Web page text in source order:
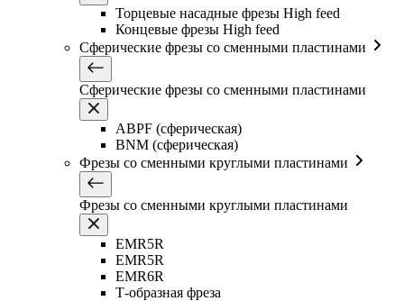
Торцевые насадные фрезы High feed
Концевые фрезы High feed
Сферические фрезы со сменными пластинами
Сферические фрезы со сменными пластинами
ABPF (сферическая)
BNM (сферическая)
Фрезы со сменными круглыми пластинами
Фрезы со сменными круглыми пластинами
EMR5R
EMR5R
EMR6R
Т-образная фреза